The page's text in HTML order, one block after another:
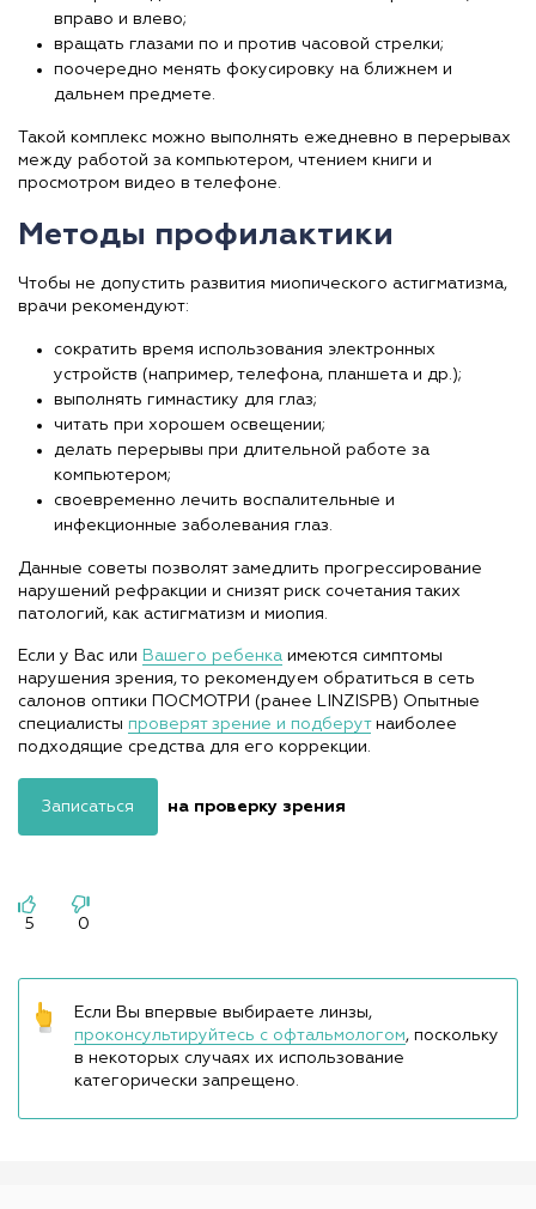
вправо и влево;
вращать глазами по и против часовой стрелки;
поочередно менять фокусировку на ближнем и
дальнем предмете.
Такой комплекс можно выполнять ежедневно в перерывах
между работой за компьютером, чтением книги и
просмотром видео в телефоне.
Методы профилактики
Чтобы не допустить развития миопического астигматизма,
врачи рекомендуют:
сократить время использования электронных
устройств (например, телефона, планшета и др.);
выполнять гимнастику для глаз;
читать при хорошем освещении;
делать перерывы при длительной работе за
компьютером;
своевременно лечить воспалительные и
инфекционные заболевания глаз.
Данные советы позволят замедлить прогрессирование
нарушений рефракции и снизят риск сочетания таких
патологий, как астигматизм и миопия.
Если у Вас или Вашего ребенка имеются симптомы
нарушения зрения, то рекомендуем обратиться в сеть
салонов оптики ПОСМОТРИ (ранее LINZISPB) Опытные
специалисты проверят зрение и подберутнаиболее
подходящие средства для его коррекции.
Записаться на проверку зрения
5 0
Если Вы впервые выбираете линзы,
проконсультируйтесь с офтальмологом, поскольку
в некоторых случаях их использование
категорически запрещено.